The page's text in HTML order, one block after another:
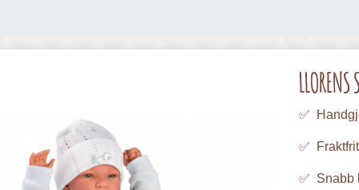
✅
✅
✅ Snabb